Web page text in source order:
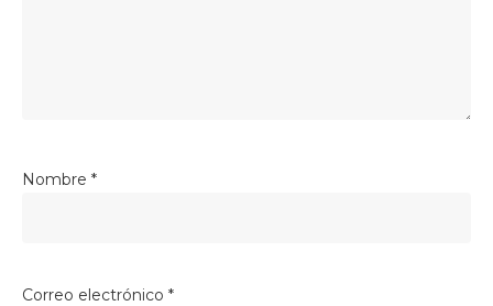
Nombre *
Correo electrónico *